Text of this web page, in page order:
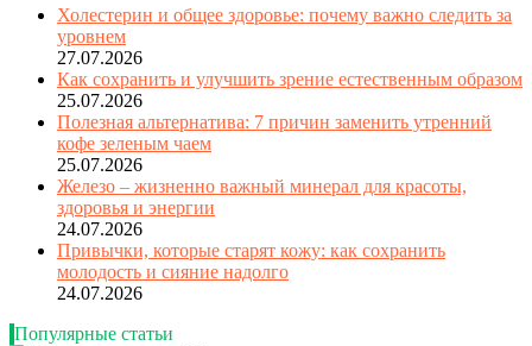
Холестерин и общее здоровье: почему важно следить за
уровнем
27.07.2026
Как сохранить и улучшить зрение естественным образом
25.07.2026
Полезная альтернатива: 7 причин заменить утренний
кофе зеленым чаем
25.07.2026
Железо – жизненно важный минерал для красоты,
здоровья и энергии
24.07.2026
Привычки, которые старят кожу: как сохранить
молодость и сияние надолго
24.07.2026
Популярные статьи